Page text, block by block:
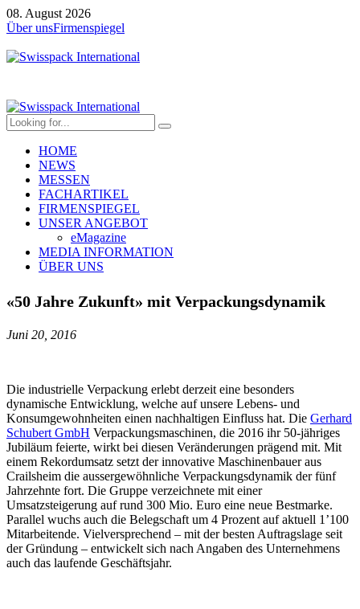
08. August 2026
Über unsFirmenspiegel
HOME
NEWS
MESSEN
FACHARTIKEL
FIRMENSPIEGEL
UNSER ANGEBOT
eMagazine
MEDIA INFORMATION
ÜBER UNS
«50 Jahre Zukunft» mit Verpackungsdynamik
Juni 20, 2016
Die industrielle Verpackung erlebt derzeit eine besonders
dynamische Entwicklung, welche auf unsere Lebens- und
Konsumgewohnheiten einen nachhaltigen Einfluss hat. Die Gerhard
Schubert GmbH Verpackungsmaschinen, die 2016 ihr 50-jähriges
Jubiläum feierte, wirkt bei diesen Veränderungen prägend mit. Mit
einem Rekordumsatz setzt der innovative Maschinenbauer aus
Crailsheim die aussergewöhnliche Verpackungsdynamik der fünf
Jahrzehnte fort. Die Gruppe verzeichnete mit einer
Umsatzsteigerung auf rund 300 Mio. Euro eine neue Bestmarke.
Parallel wuchs auch die Belegschaft um 4 Prozent auf aktuell 1’100
Mitarbeitende. Vielversprechend – mit der besten Auftragslage seit
der Gründung – entwickelt sich nach Angaben des Unternehmens
auch das laufende Geschäftsjahr.